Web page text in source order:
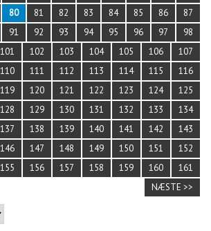
80 81 82 83 84 85 86
87
91 92 93 94 95 96 97
98
101 102 103 104 105 106
107
110 111 112 113 114 115
116
119 120 121 122 123 124
125
128 129 130 131 132 133
134
137 138 139 140 141 142
143
146 147 148 149 150 151
152
155 156 157 158 159 160
161
NÆSTE >>